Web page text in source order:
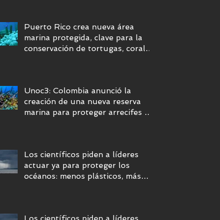
Puerto Rico crea nueva área
marina protegida, clave para la
conservación de tortugas, corales
Unoc3: Colombia anunció la
creación de una nueva reserva
marina para proteger arrecifes de
Los científicos piden a líderes
actuar ya para proteger los
océanos: menos plásticos, más